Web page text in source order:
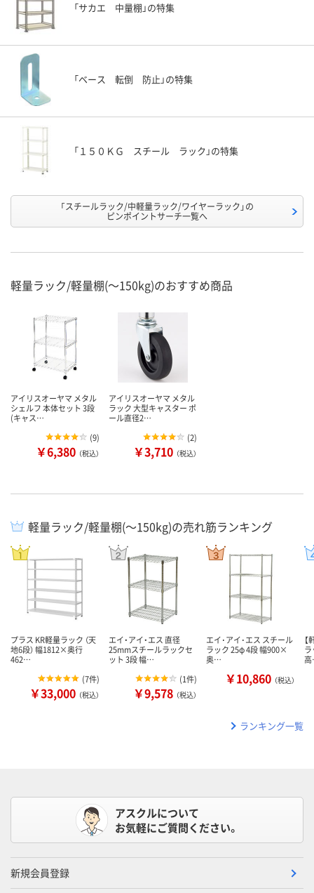
「サカエ 中量棚」の特集
「ベース 転倒 防止」の特集
「１５０ＫＧ スチール ラック」の特集
「スチールラック/中軽量ラック/ワイヤーラック」の
ピンポイントサーチ一覧へ
軽量ラック/軽量棚(～150kg)のおすすめ商品
アイリスオーヤマ メタル
シェルフ 本体セット 3段
(キャス…
(9)
￥6,380 （税込）
アイリスオーヤマ メタル
ラック 大型キャスター ポ
ール直径2…
(2)
￥3,710 （税込）
軽量ラック/軽量棚(～150kg)の売れ筋ランキング
プラス KR軽量ラック （天
地6段） 幅1812×奥行
462…
(7件)
￥33,000 （税込）
エイ・アイ・エス 直径
25mmスチールラックセ
ット 3段 幅…
(1件)
￥9,578 （税込）
エイ･アイ･エス スチール
ラック 25φ 4段 幅900×
奥…
￥10,860 （税込）
ランキング一覧
アスクルについて
お気軽にご質問ください。
新規会員登録